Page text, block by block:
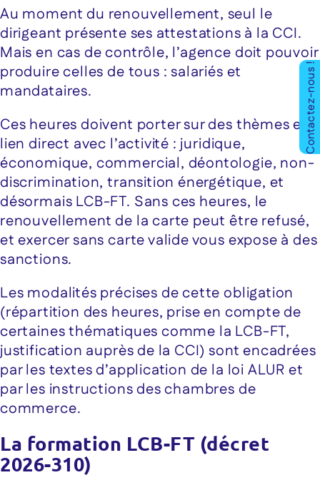
Contactez-nous !
Au moment du renouvellement, seul le
dirigeant présente ses attestations à la CCI.
Mais en cas de contrôle, l’agence doit pouvoir
produire celles de tous : salariés et
mandataires.
Ces heures doivent porter sur des thèmes en
lien direct avec l’activité : juridique,
économique, commercial, déontologie, non-
discrimination, transition énergétique, et
désormais LCB-FT. Sans ces heures, le
renouvellement de la carte peut être refusé,
et exercer sans carte valide vous expose à des
sanctions.
Les modalités précises de cette obligation
(répartition des heures, prise en compte de
certaines thématiques comme la LCB-FT,
justification auprès de la CCI) sont encadrées
par les textes d’application de la loi ALUR et
par les instructions des chambres de
commerce.
La formation LCB-FT (décret
2026-310)